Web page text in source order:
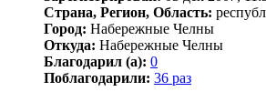
Страна, Регион, Область:
Город: Набережные Челны
Откуда: Набережные Челны
Благодарил (а): 0
Поблагодарили: 36 раз